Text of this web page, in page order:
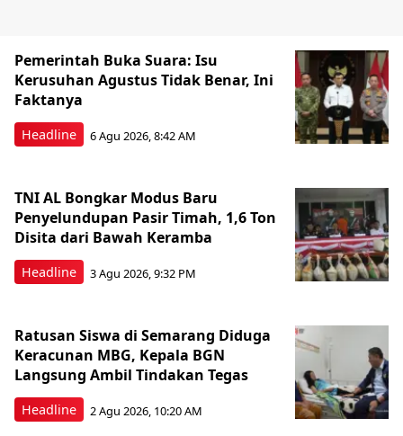
Headline
Pemerintah Buka Suara: Isu
Kerusuhan Agustus Tidak Benar, Ini
Faktanya
6 Agu 2026, 8:42 AM
Headline
TNI AL Bongkar Modus Baru
Penyelundupan Pasir Timah, 1,6 Ton
Disita dari Bawah Keramba
3 Agu 2026, 9:32 PM
Headline
Ratusan Siswa di Semarang Diduga
Keracunan MBG, Kepala BGN
Langsung Ambil Tindakan Tegas
2 Agu 2026, 10:20 AM